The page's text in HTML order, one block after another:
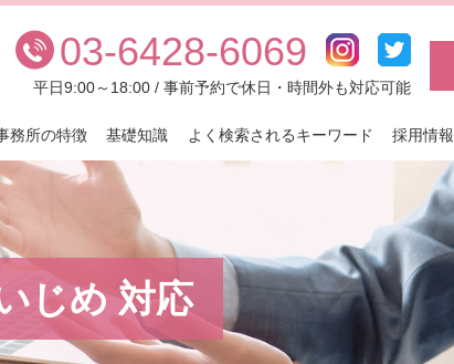
じめ 対応
03-6428-6069
平日9:00～18:00 / 事前予約で休日・時間外も対応可能
務所の特徴 基礎知識 よく検索されるキーワード 採用情報